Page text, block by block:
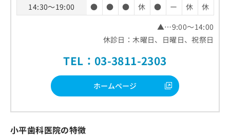
14:30～19:00
● ● ● 休 ● ー 休
休
▲…9:00～14:00
休診日：木曜日、日曜日、祝祭日
TEL：03-3811-2303
ホームページ
小平歯科医院の特徴